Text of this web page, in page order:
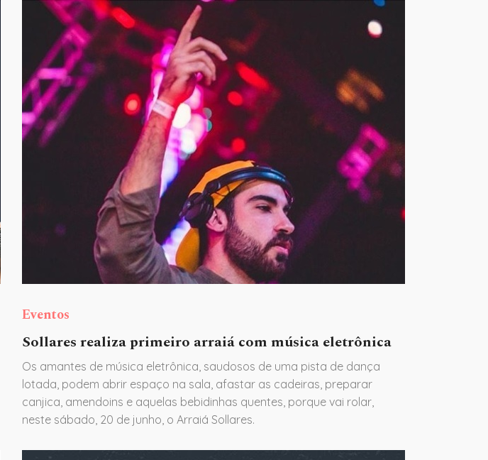
Eventos
Sollares realiza primeiro arraiá com música eletrônica
Os amantes de música eletrônica, saudosos de uma pista de dança
lotada, podem abrir espaço na sala, afastar as cadeiras, preparar
canjica, amendoins e aquelas bebidinhas quentes, porque vai rolar,
neste sábado, 20 de junho, o Arraiá Sollares.